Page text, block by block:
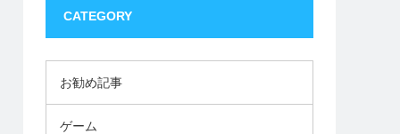
CATEGORY
お勧め記事
ゲーム